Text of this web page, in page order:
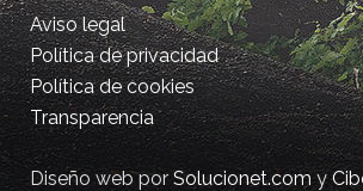
Aviso legal
Política de privacidad
Política de cookies
Transparencia
Diseño web porSolucionet.comy